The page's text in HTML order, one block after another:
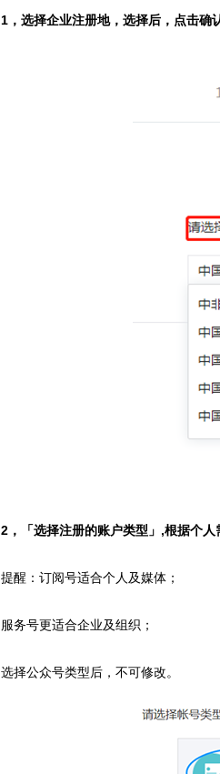
1，选择企业注册地，选择后，点击确
2，「选择注册的账户类型」,根据个人
提醒：订阅号适合个人及媒体；
服务号更适合企业及组织；
选择公众号类型后，不可修改。